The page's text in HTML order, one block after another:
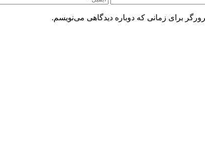
برای زمانی که دوباره دیدگاهی می‌نویسم.